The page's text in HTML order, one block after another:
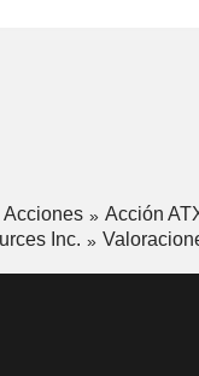
Acciones
Acción
Inc.